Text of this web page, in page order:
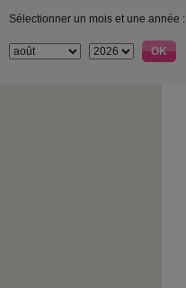
Sélectionner un mois et une année :